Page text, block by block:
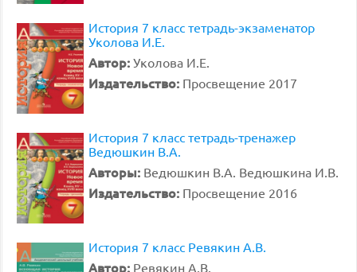
История 7 класс тетрадь-экзаменатор
Уколова И.Е.
Автор: Уколова И.Е.
Издательство: Просвещение 2017
История 7 класс тетрадь-тренажер
Ведюшкин В.А.
Авторы: Ведюшкин В.А. Ведюшкина И.В.
Издательство: Просвещение 2016
История 7 класс Ревякин А.В.
Автор: Ревякин А.В.